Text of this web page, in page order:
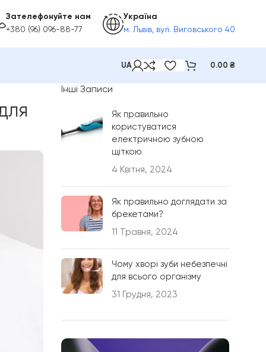
Зателефонуйте нам
+380 (96) 096-88-77
Україна
м. Львів, вул. Виговського 40
UA 0.00 ₴
Інші Записи
Як правильно
користуватися
електричною зубною
щіткою
4 Квітня, 2024
Як правильно доглядати за
брекетами?
11 Травня, 2024
Чому хворі зуби небезпечні
для всього організму
31 Грудня, 2023